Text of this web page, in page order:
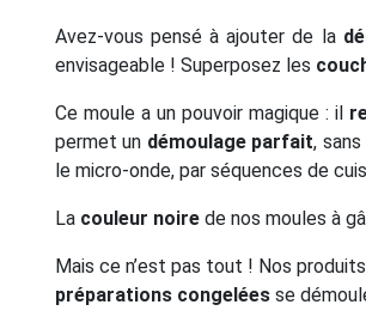
Avez-vous pensé à ajouter de la
envisageable ! Superposez les
Ce moule a un pouvoir magique : il
permet un démoulage parfait,
le micro-onde, par séquences de
La couleur noire de nos moules à
Mais ce n’est pas tout ! Nos produits
préparations congelées se